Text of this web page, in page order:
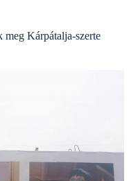
meg Kárpátalja-szerte